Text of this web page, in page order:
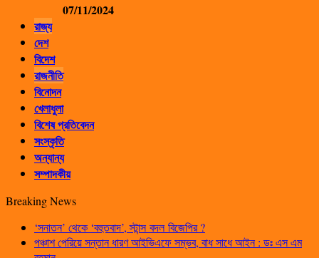
07/11/2024
রাজ্য
দেশ
বিদেশ
রাজনীতি
বিনোদন
খেলাধুলা
বিশেষ প্রতিবেদন
সংস্কৃতি
অন্যান্য
সম্পাদকীয়
Breaking News
‘সনাতন’ থেকে ‘বহুতবাদ’, স্টান্স বদল বিজেপির ?
পঞ্চাশ পেরিয়ে সন্তান ধারণ আইভিএফে সম্ভব, বাধ সাধে আইন : ডঃ এস এম